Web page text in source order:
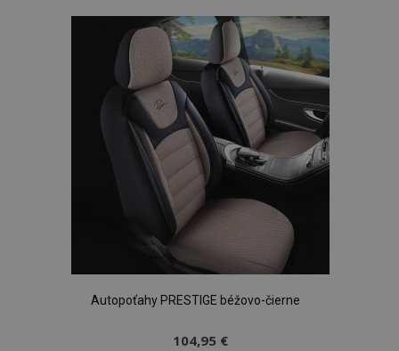
zoznamu
prianí
Autopoťahy PRESTIGE béžovo-čierne
104,95 €